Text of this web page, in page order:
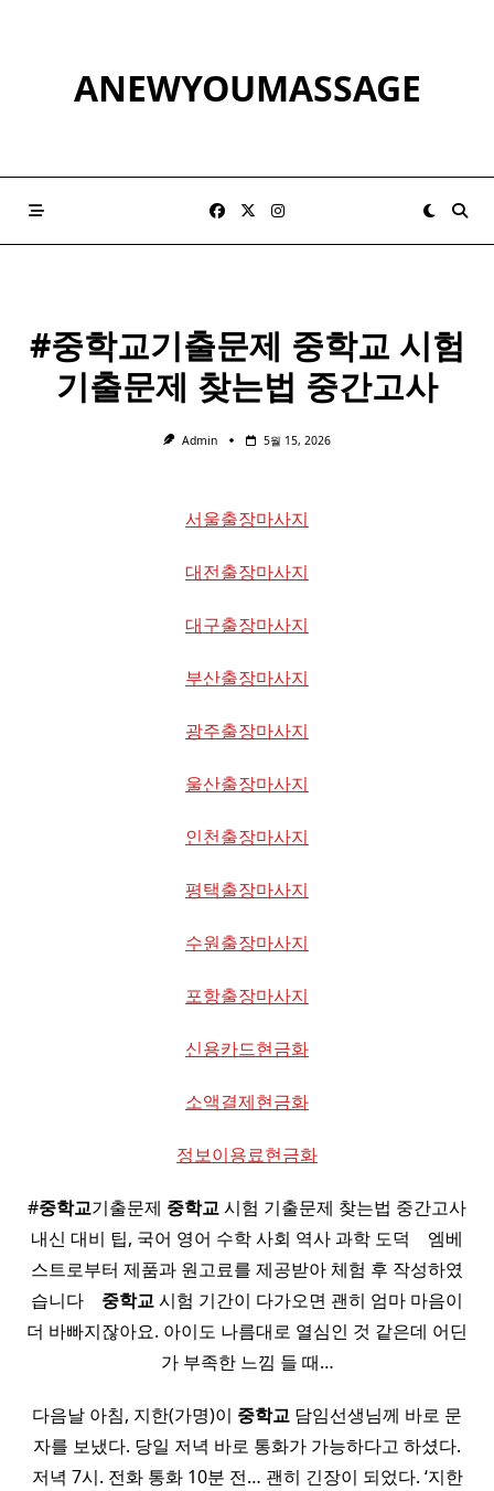
ANEWYOUMASSAGE
#중학교기출문제 중학교 시험
기출문제 찾는법 중간고사
Admin 5월 15, 2026
서울출장마사지
대전출장마사지
대구출장마사지
부산출장마사지
광주출장마사지
울산출장마사지
인천출장마사지
평택출장마사지
수원출장마사지
포항출장마사지
신용카드현금화
소액결제현금화
정보이용료현금화
#중학교기출문제 중학교시험 기출문제 찾는법 중간고사
내신 대비 팁, 국어 영어 수학 사회 역사 과학 도덕 ​ ​ ​ 엠베
스트로부터 제품과 원고료를 제공받아 체험 후 작성하였
습니다 ​ ​ ​ 중학교시험 기간이 다가오면 괜히 엄마 마음이
더 바빠지잖아요. 아이도 나름대로 열심인 것 같은데 어딘
가 부족한 느낌 들 때…
다음날 아침, 지한(가명)이 중학교 담임선생님께 바로 문
자를 보냈다. 당일 저녁 바로 통화가 가능하다고 하셨다.
저녁 7시. 전화 통화 10분 전… 괜히 긴장이 되었다. ‘지한